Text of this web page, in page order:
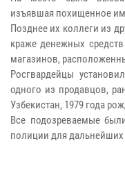
изъявшая похищенное
Позднее их коллеги из
краже денежных
магазинов,
Росгвардейцы
одного из продавцов,
Узбекистан, 1979 года
Все подозреваемые
полиции для дальнейших